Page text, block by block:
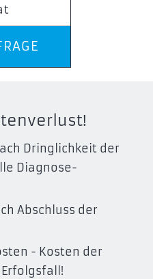
Dringlichkeit der
Diagnose-
Abschluss der
- Kosten der